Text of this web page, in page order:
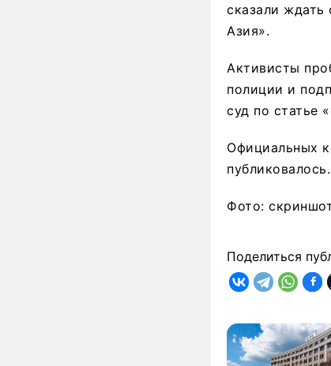
сказали
Азия».
Активисты
полиции и
суд по статье
Официальных
публиковалось.
Фото:
Поделиться